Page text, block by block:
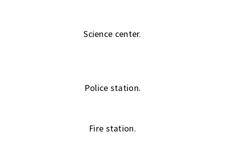
Science center.
Police station.
Fire station.